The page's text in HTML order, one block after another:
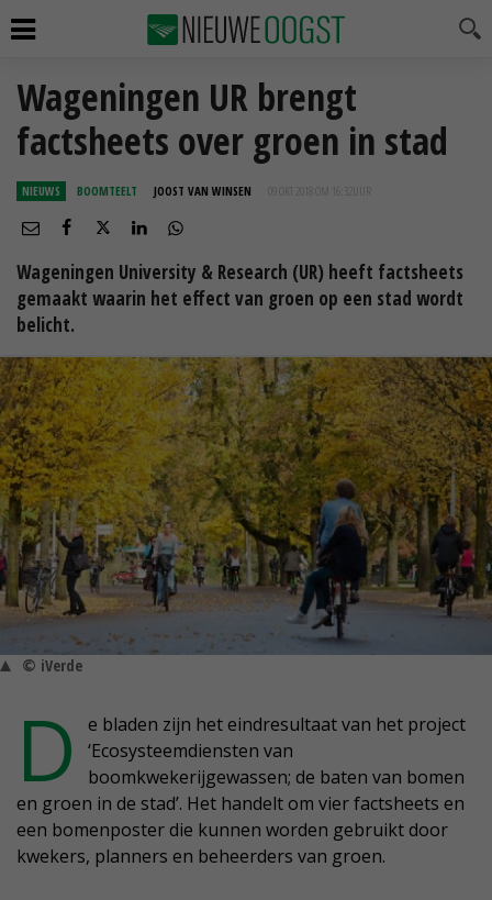
Wageningen UR brengt
factsheets over groen in stad
NIEUWS BOOMTEELT JOOST VAN WINSEN 09 OKT 2018 OM 16:32
Wageningen University & Research (UR) heeft factsheets
gemaakt waarin het effect van groen op een stad wordt
belicht.
© iVerde
D
e bladen zijn het eindresultaat van het project
‘Ecosysteemdiensten van
boomkwekerijgewassen; de baten van bomen
en groen in de stad’. Het handelt om vier factsheets en
een bomenposter die kunnen worden gebruikt door
kwekers, planners en beheerders van groen.